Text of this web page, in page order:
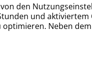
den
und aktiviertem
Neben